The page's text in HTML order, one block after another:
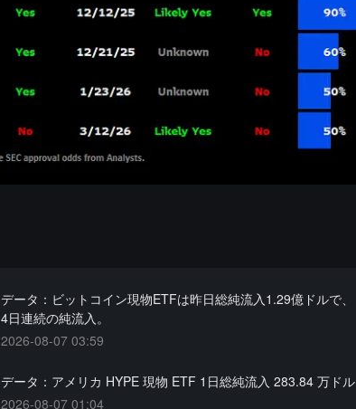
データ：ビットコイン現物ETFは昨日総純流入1.29億ドルで、
4日連続の純流入。
2026-08-07 03:59
データ：アメリカ HYPE 現物 ETF 1日総純流入 283.84 万ドル
2026-08-07 01:04